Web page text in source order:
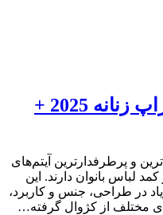
معرفی انواع مدل کراپ زنانه 2025 +
و پرطرفدارترین آیتم‌های
لباس بانوان دارند. این
در طراحی، جنس و کاربرد،
مختلف از کژوال گرفته…